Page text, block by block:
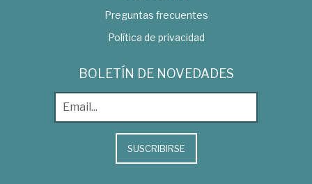
Preguntas frecuentes
Política de privacidad
BOLETÍN DE NOVEDADES
SUSCRIBIRSE